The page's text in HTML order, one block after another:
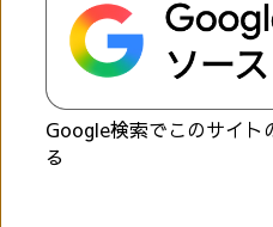
Google検索でこのサイト
る